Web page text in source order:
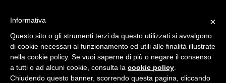
FAMILY
FITNESS
×
Informativa
Questo sito o gli strumenti terzi da questo utilizzati si avvalgono
di cookie necessari al funzionamento ed utili alle finalità illustrate
nella cookie policy. Se vuoi saperne di più o negare il consenso
a tutti o ad alcuni cookie, consulta la cookie policy
Chiudendo questo banner, scorrendo questa pagina, cliccando